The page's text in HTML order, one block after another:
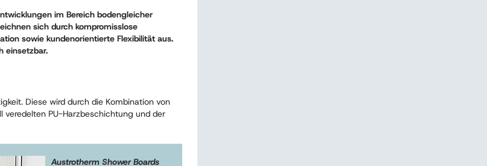
im Bereich bodengleicher
sich durch kompromisslose
sowie kundenorientierte Flexibilität aus.
einsetzbar.
Diese wird durch die Kombination von
veredelten PU-Harzbeschichtung und der
Austrotherm Shower Boards